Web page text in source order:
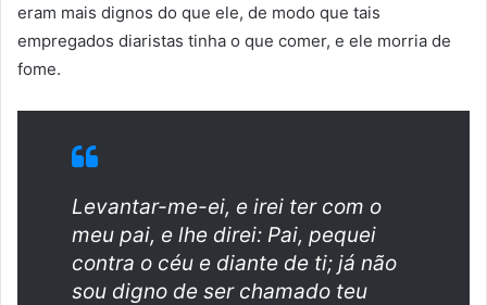
eram mais dignos do que ele, de modo que tais
empregados diaristas tinha o que comer, e ele morria de
fome.
Levantar-me-ei, e irei ter com o
meu pai, e lhe direi: Pai, pequei
contra o céu e diante de ti; já não
sou digno de ser chamado teu